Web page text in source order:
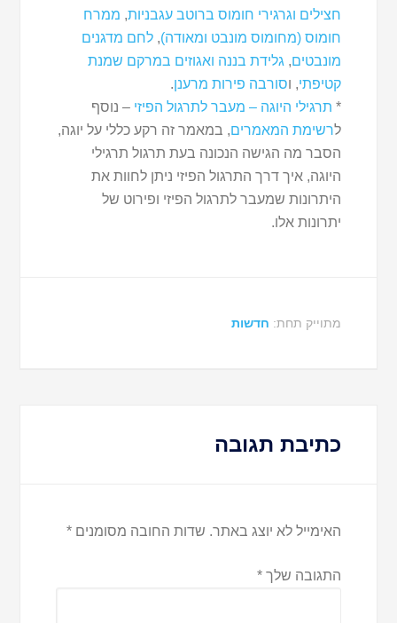
חצילים וגרגירי חומוס ברוטב עגבניות, ממרח
חומוס (מחומוס מונבט ומאודה),לחם מדגנים
מונבטים, גלידת בננה ואגוזים במרקם שמנת
קטיפתי, וסורבה פירות מרענן.
* תרגילי היוגה – מעבר לתרגול הפיזי – נוסף
לרשימת המאמרים, במאמר זה רקע כללי על יוגה,
הסבר מה הגישה הנכונה בעת תרגול תרגילי
היוגה, איך דרך התרגול הפיזי ניתן לחוות את
היתרונות שמעבר לתרגול הפיזי ופירוט של
יתרונות אלו.
מתוייק תחת: חדשות
כתיבת תגובה
האימייל לא יוצג באתר. שדות החובה מסומנים*
התגובה שלך*